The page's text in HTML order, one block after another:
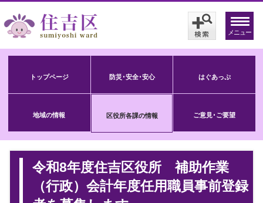
メニュー
トップページ 防災･安全･安心 はぐあっぷ
地域の情報 区役所各課の情報 ご意見･ご要望
令和8年度住吉区役所 補助作業
（行政）会計年度任用職員事前登録